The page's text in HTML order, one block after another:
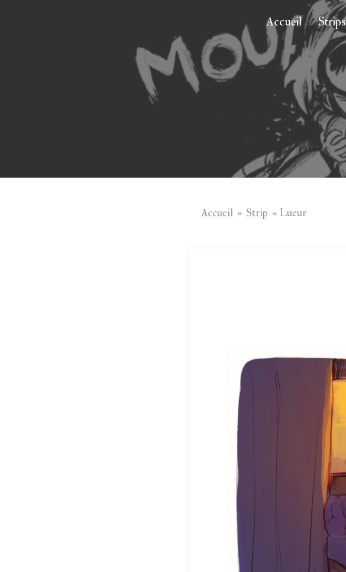
Accueil Strips
Accueil » Strip » Lueur